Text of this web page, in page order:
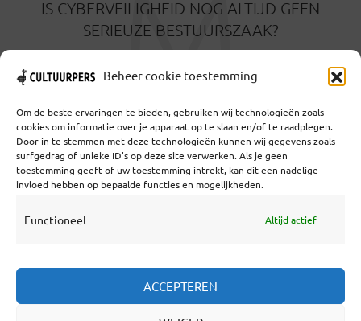
Beheer cookie toestemming
Om de beste ervaringen te bieden, gebruiken wij technologieën zoals
cookies om informatie over je apparaat op te slaan en/of te raadplegen.
Door in te stemmen met deze technologieën kunnen wij gegevens zoals
surfgedrag of unieke ID's op deze site verwerken. Als je geen
toestemming geeft of uw toestemming intrekt, kan dit een nadelige
invloed hebben op bepaalde functies en mogelijkheden.
Functioneel Altijd actief
ACCEPTEREN
IS CYBERVEILIGHEID NOG ALTIJD GEEN
SERIEUZE BESTUURSZAAK?
M
Coöperatief Cultureel Persbureau U.A. | Salzburg 29 |
3524KS Utrecht | KvK: 55573592 |Btw: